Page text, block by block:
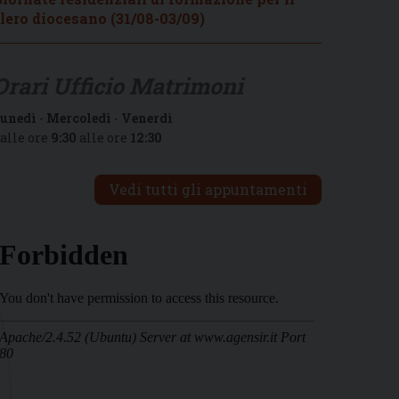
diocesano (31/08-03/09)
- Mercoledì - Venerdì
ore 9:30 alle ore 12:30
Vedi tutti gli appuntamenti